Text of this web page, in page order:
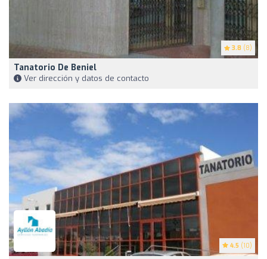
3.8 (8)
Tanatorio De Beniel
Ver dirección y datos de contacto
4.5 (10)